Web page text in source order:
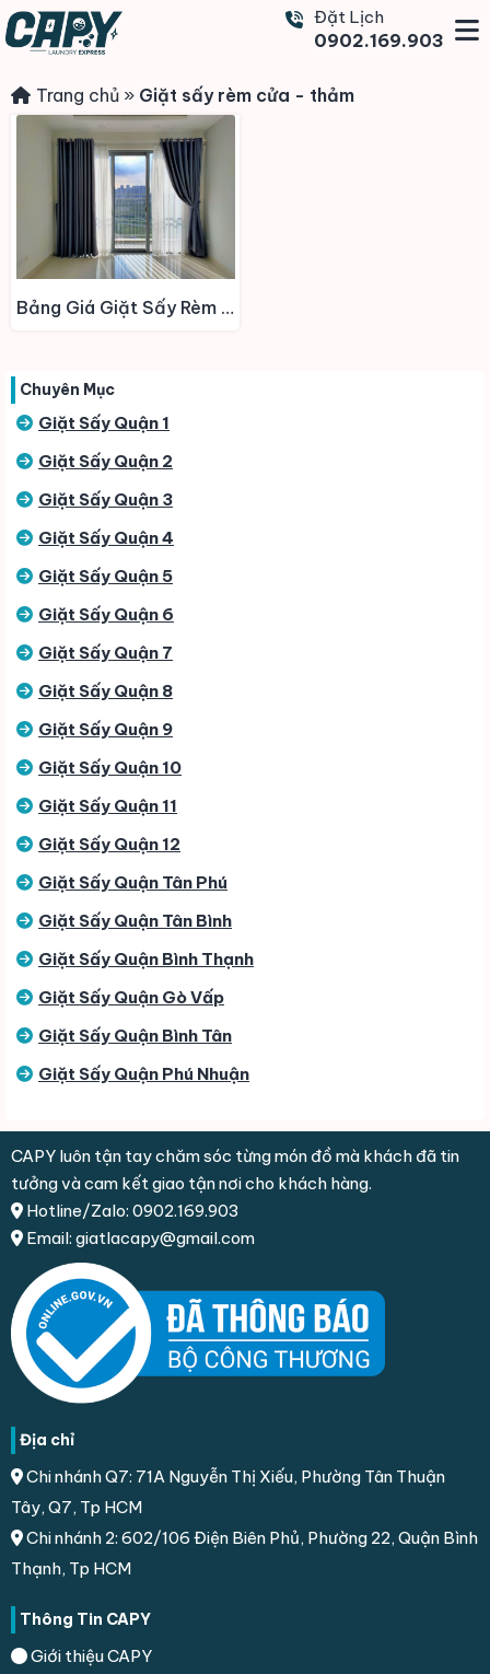
Đặt Lịch
0902.169.903
Trang chủ » Giặt sấy rèm cửa - thảm
Bảng Giá Giặt Sấy Rèm Cửa – Thảm
Chuyên Mục
Giặt Sấy Quận 1
Giặt Sấy Quận 2
Giặt Sấy Quận 3
Giặt Sấy Quận 4
Giặt Sấy Quận 5
Giặt Sấy Quận 6
Giặt Sấy Quận 7
Giặt Sấy Quận 8
Giặt Sấy Quận 9
Giặt Sấy Quận 10
Giặt Sấy Quận 11
Giặt Sấy Quận 12
Giặt Sấy Quận Tân Phú
Giặt Sấy Quận Tân Bình
Giặt Sấy Quận Bình Thạnh
Giặt Sấy Quận Gò Vấp
Giặt Sấy Quận Bình Tân
Giặt Sấy Quận Phú Nhuận
CAPY luôn tận tay chăm sóc từng món đồ mà khách đã tin
tưởng và cam kết giao tận nơi cho khách hàng.
Hotline/Zalo: 0902.169.903
Email: giatlacapy@gmail.com
Địa chỉ
Chi nhánh Q7: 71A Nguyễn Thị Xiếu, Phường Tân Thuận
Tây, Q7, Tp HCM
Chi nhánh 2: 602/106 Điện Biên Phủ, Phường 22, Quận Bình
Thạnh, Tp HCM
Thông Tin CAPY
Giới thiệu CAPY